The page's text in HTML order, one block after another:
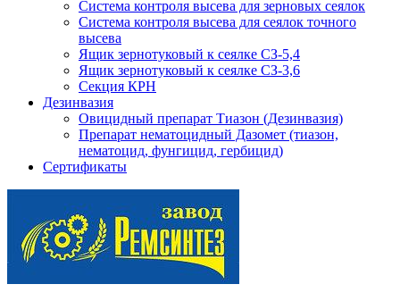
Система контроля высева для зерновых сеялок
Система контроля высева для сеялок точного
высева
Ящик зернотуковый к сеялке СЗ-5,4
Ящик зернотуковый к сеялке СЗ-3,6
Секция КРН
Дезинвазия
Овицидный препарат Тиазон (Дезинвазия)
Препарат нематоцидный Дазомет (тиазон,
нематоцид, фунгицид, гербицид)
Сертификаты